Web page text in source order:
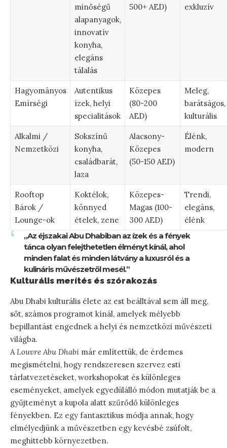
minőségű
alapanyagok,
innovatív
konyha,
elegáns
tálalás
500+ AED)
exkluzív
Hagyományos
Emírségi
Autentikus
ízek, helyi
specialitások
Közepes
(80-200
AED)
Meleg,
barátságos,
kulturális
Alkalmi /
Nemzetközi
Sokszínű
konyha,
családbarát,
laza
Alacsony-
Közepes
(50-150 AED)
Élénk,
modern
Rooftop
Bárok /
Lounge-ok
Koktélok,
könnyed
ételek, zene
Közepes-
Magas (100-
300 AED)
Trendi,
elegáns,
élénk
„Az éjszakai Abu Dhabiban az ízek és a fények
tánca olyan felejthetetlen élményt kínál, ahol
minden falat és minden látvány a luxusról és a
kulináris művészetről mesél.”
Kulturális merítés és szórakozás
Abu Dhabi kulturális élete az est beálltával sem áll meg,
sőt, számos programot kínál, amelyek mélyebb
bepillantást engednek a helyi és nemzetközi művészeti
világba.
ALouvre Abu Dhabi már említettük, de érdemes
megismételni, hogy rendszeresen szervez esti
tárlatvezetéseket, workshopokat és különleges
eseményeket, amelyek egyedülálló módon mutatják be a
gyűjteményt a kupola alatt szűrődő különleges
fényekben. Ez egy fantasztikus módja annak, hogy
elmélyedjünk a művészetben egy kevésbé zsúfolt,
meghittebb környezetben.